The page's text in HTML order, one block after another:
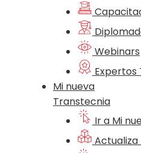
Webinars
Expertos
Mi nueva
Transtecnia
Ir a Mi
Actualiza